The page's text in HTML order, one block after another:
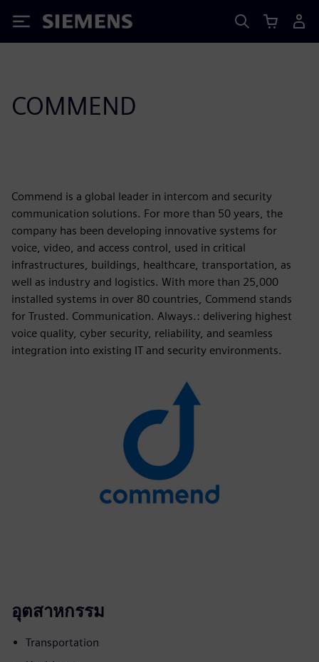
Siemens
COMMEND
Commend is a global leader in intercom and security
communication solutions. For more than 50 years, the
company has been developing innovative systems for
voice, video, and access control, used in critical
infrastructures, buildings, healthcare, transportation, as
well as industry and logistics. With more than 25,000
installed systems in over 80 countries, Commend stands
for Trusted. Communication. Always.: delivering highest
voice quality, cyber security, reliability, and seamless
integration into existing IT and security environments.
อุตสาหกรรม
Transportation